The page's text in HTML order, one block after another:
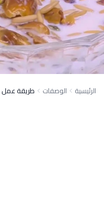
الرئيسية الوصفات طريقة عمل